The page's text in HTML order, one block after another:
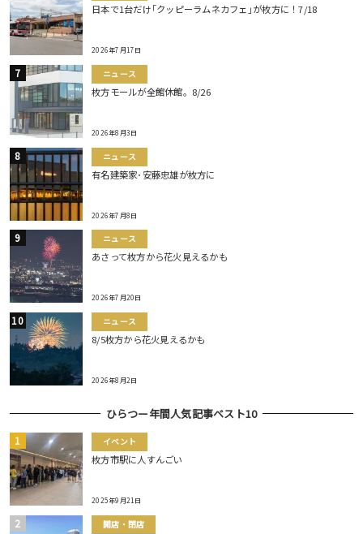
日本で1台だけ｢クッピーラムネカフェ｣が枚方に！7/18
2026年7月17日
ニュース
枚方モールが全館休館。8/26
2026年8月3日
ニュース
有名建築家･安藤忠雄が枚方に
2026年7月8日
ニュース
あさって枚方から花火見えるかも
2026年7月20日
ニュース
8/5枚方から花火見えるかも
2026年8月2日
ひらつー年間人気記事ベスト10
イベント
枚方市駅に人すんごい
2025年9月21日
開店・閉店